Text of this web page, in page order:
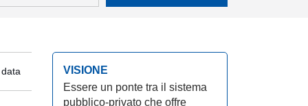
VISIONE
Essere un ponte tra il sistema
pubblico-privato che offre